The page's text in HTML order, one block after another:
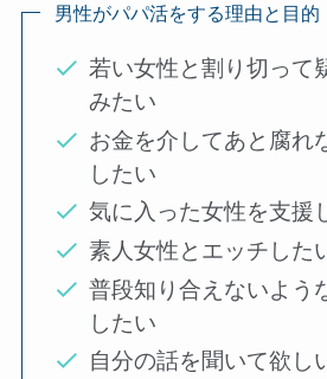
男性がパパ活をする理由と目的
若い女性と割り切って
みたい
お金を介してあと腐れ
したい
気に入った女性を支援
素人女性とエッチした
普段知り合えないよう
したい
自分の話を聞いて欲し